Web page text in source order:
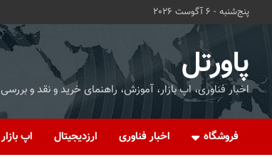
پنج‌شنبه - 6 آگوست 2026
پاورتل
اخبار فناوری، اپ بازار، آموزش، راهنمای خرید و نقد و بررسی
فروشگاه اخبار فناوری ارزدیجیتال اپ بازار